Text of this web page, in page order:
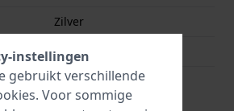
Zilver
Bandpennen
Ja
instellingen
gebruikt verschillende
. Voor sommige